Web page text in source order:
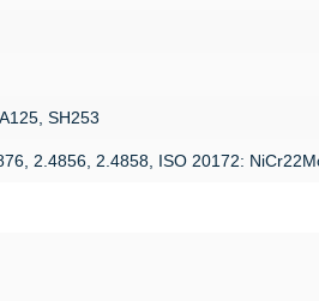
SH253
2.4856, 2.4858, ISO 20172: